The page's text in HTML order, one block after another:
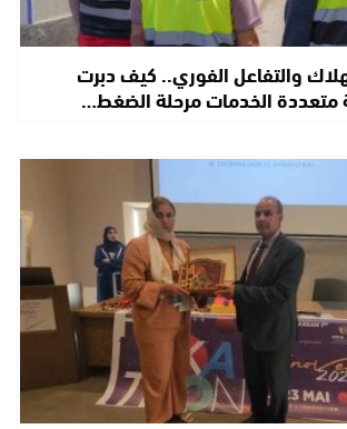
والتفاعل الفوري.. كيف دبرت
متعددة الخدمات مرحلة الضغط…